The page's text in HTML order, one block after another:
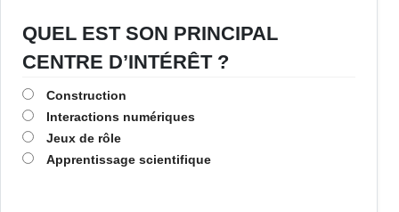
QUEL EST SON PRINCIPAL
CENTRE D’INTÉRÊT ?
Construction
Interactions numériques
Jeux de rôle
Apprentissage scientifique